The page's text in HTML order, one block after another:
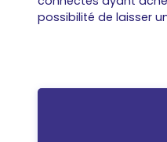
possibilité de laisser